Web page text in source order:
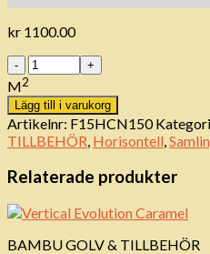
kr 1100.00
Antal
M2
Lägg till i varukorg
Artikelnr: F15HCN150
TILLBEHÖR, Horisontell,
Relaterade produkter
BAMBU GOLV & TILLBEHÖR